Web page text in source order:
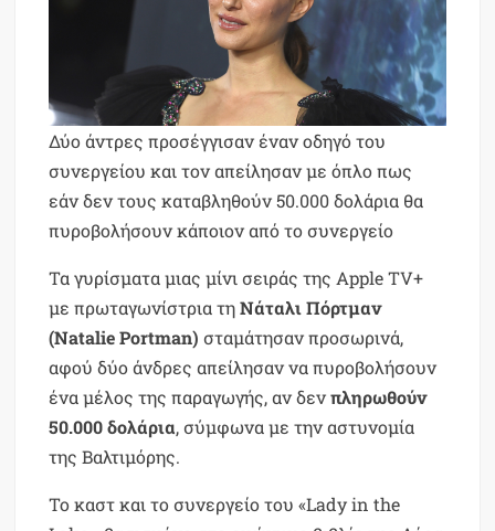
Δύο άντρες προσέγγισαν έναν οδηγό του
συνεργείου και τον απείλησαν με όπλο πως
εάν δεν τους καταβληθούν 50.000 δολάρια θα
πυροβολήσουν κάποιον από το συνεργείο
Τα γυρίσματα μιας μίνι σειράς της Apple TV+
με πρωταγωνίστρια τηΝάταλι Πόρτμαν
(Natalie Portman) σταμάτησαν προσωρινά,
αφού δύο άνδρες απείλησαν να πυροβολήσουν
ένα μέλος της παραγωγής, αν δενπληρωθούν
50.000 δολάρια, σύμφωνα με την αστυνομία
της Βαλτιμόρης.
Το καστ και το συνεργείο του «Lady in the